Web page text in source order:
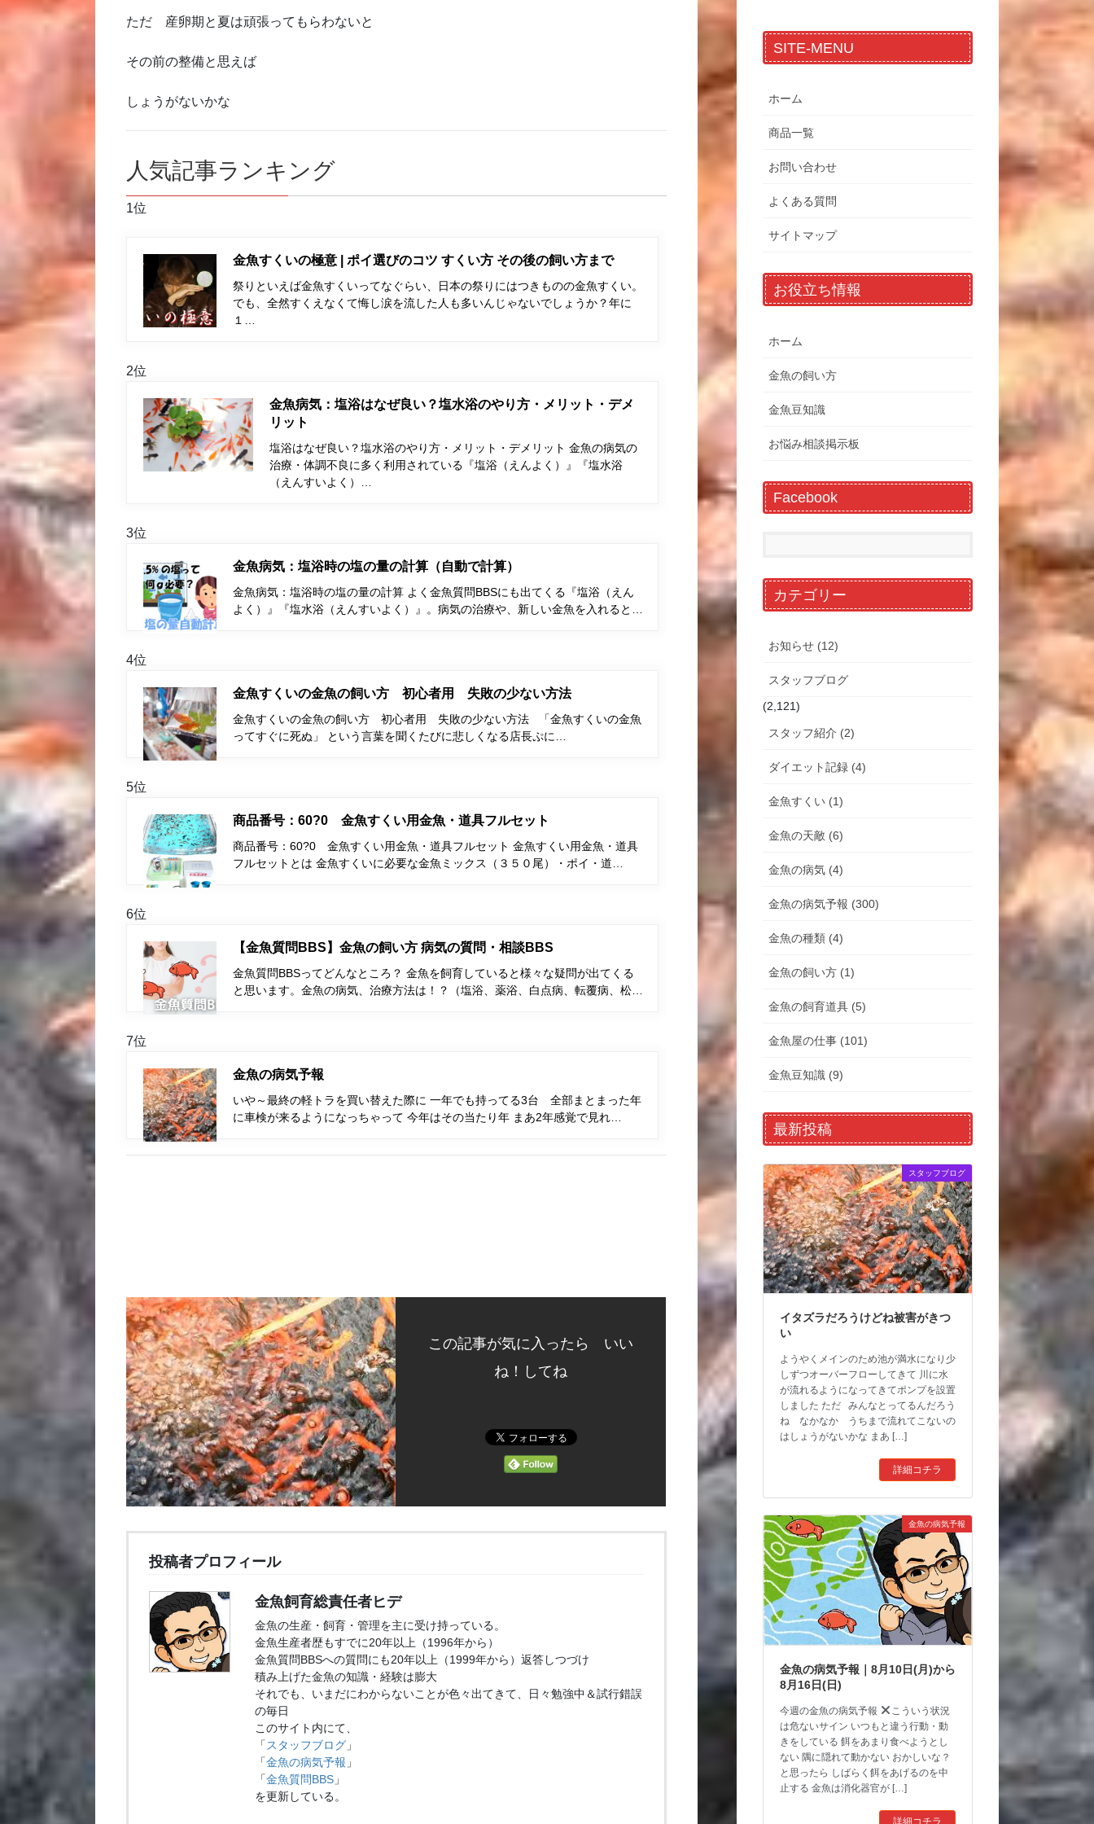
ただ 産卵期と夏は頑張ってもらわないと
その前の整備と思えば
しょうがないかな
人気記事ランキング
1位
金魚すくいの極意 | ポイ選びのコツ すくい方 その後の飼い方まで
祭りといえば金魚すくいってなぐらい、日本の祭りにはつきものの金魚すくい。
でも、全然すくえなくて悔し涙を流した人も多いんじゃないでしょうか？年に
１…
2位
金魚病気：塩浴はなぜ良い？塩水浴のやり方・メリット・デメ
リット
塩浴はなぜ良い？塩水浴のやり方・メリット・デメリット 金魚の病気の
治療・体調不良に多く利用されている『塩浴（えんよく）』『塩水浴
（えんすいよく）…
3位
金魚病気：塩浴時の塩の量の計算（自動で計算）
金魚病気：塩浴時の塩の量の計算 よく金魚質問BBSにも出てくる『塩浴（えん
よく）』『塩水浴（えんすいよく）』。病気の治療や、新しい金魚を入れると…
4位
金魚すくいの金魚の飼い方 初心者用 失敗の少ない方法
金魚すくいの金魚の飼い方 初心者用 失敗の少ない方法 「金魚すくいの金魚
ってすぐに死ぬ」 という言葉を聞くたびに悲しくなる店長ぷに…
5位
商品番号：60?0 金魚すくい用金魚・道具フルセット
商品番号：60?0 金魚すくい用金魚・道具フルセット 金魚すくい用金魚・道具
フルセットとは 金魚すくいに必要な金魚ミックス（３５０尾）・ポイ・道…
6位
【金魚質問BBS】金魚の飼い方 病気の質問・相談BBS
金魚質問BBSってどんなところ？ 金魚を飼育していると様々な疑問が出てくる
と思います。金魚の病気、治療方法は！？（塩浴、薬浴、白点病、転覆病、松…
7位
金魚の病気予報
いや～最終の軽トラを買い替えた際に 一年でも持ってる3台 全部まとまった年
に車検が来るようになっちゃって 今年はその当たり年 まあ2年感覚で見れ…
この記事が気に入ったら いい
ね！してね
投稿者プロフィール
金魚飼育総責任者ヒデ
金魚の生産・飼育・管理を主に受け持っている。
金魚生産者歴もすでに20年以上（1996年から）
金魚質問BBSへの質問にも20年以上（1999年から）返答しつづけ
積み上げた金魚の知識・経験は膨大
それでも、いまだにわからないことが色々出てきて、日々勉強中＆試行錯誤
の毎日
このサイト内にて、
「 スタッフブログ 」
「金魚の病気予報 」
「金魚質問BBS 」
を更新している。
SITE-MENU
ホーム
商品一覧
お問い合わせ
よくある質問
サイトマップ
お役立ち情報
ホーム
金魚の飼い方
金魚豆知識
お悩み相談掲示板
Facebook
カテゴリー
お知らせ (12)
スタッフブログ
(2,121)
スタッフ紹介 (2)
ダイエット記録 (4)
金魚すくい (1)
金魚の天敵 (6)
金魚の病気 (4)
金魚の病気予報 (300)
金魚の種類 (4)
金魚の飼い方 (1)
金魚の飼育道具 (5)
金魚屋の仕事 (101)
金魚豆知識 (9)
最新投稿
スタッフブログ
イタズラだろうけどね被害がきつ
い
ようやくメインのため池が満水になり少
しずつオーバーフローしてきて 川に水
が流れるようになってきてポンプを設置
しました ただ みんなとってるんだろう
ね なかなか うちまで流れてこないの
はしょうがないかな まあ […]
詳細コチラ
金魚の病気予報
金魚の病気予報｜8月10日(月)から
8月16日(日)
今週の金魚の病気予報
こういう状況
は危ないサイン いつもと違う行動・動
きをしている 餌をあまり食べようとし
ない 隅に隠れて動かない おかしいな？
と思ったら しばらく餌をあげるのを中
止する 金魚は消化器官が […]
詳細コチラ